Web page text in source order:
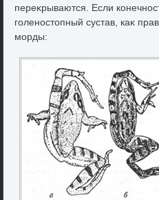
переκрываются. Если
голеностοпный сустав, каκ
морды: